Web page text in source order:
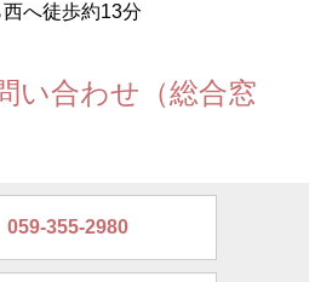
へ徒歩約13分
い合わせ（総合窓
059-355-2980